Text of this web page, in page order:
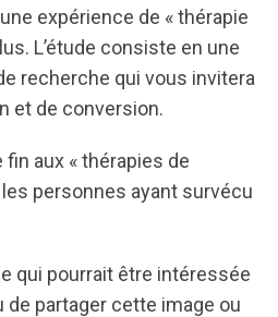
expérience de « thérapie
L’étude consiste en une
recherche qui vous invitera
et de conversion.
aux « thérapies de
personnes ayant survécu
qui pourrait être intéressée
de partager cette image ou